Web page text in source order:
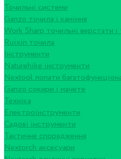
Точильні системи
Ganzo точила і каміння
Work Sharp точильні верстати
Ruixin точила
Інструменти
Naturehike інструменти
Nextool лопати
Ganzo сокири і мачете
Техніка
Електроінструменти
Садові інструменти
Тактичне спорядження
Nextorch аксесуари